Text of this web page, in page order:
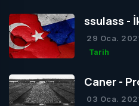
ssulass -
Birbiriyle
29 Oca.
Tarih
Caner -
03 Oca.